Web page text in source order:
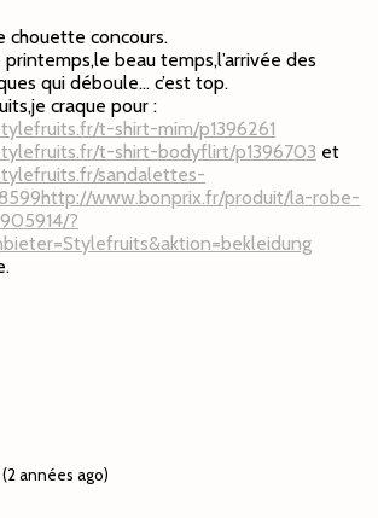
chouette concours.
beau temps,l’arrivée des
qui déboule… c’est top.
craque pour :
t-shirt-mim/p1396261
t-shirt-bodyflirt/p1396703 et
sandalettes-
www.bonprix.fr/produit/la-robe-
?
années ago)